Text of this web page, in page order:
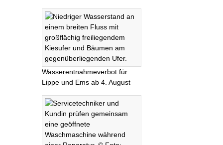
Wasserentnahmeverbot für
Lippe und Ems ab 4. August